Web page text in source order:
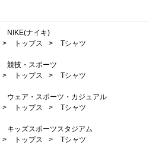
NIKE(ナイキ)
> トップス >
Tシャツ
競技・スポーツ
> トップス >
Tシャツ
ウェア・スポーツ・カジュアル
> トップス >
Tシャツ
キッズスポーツスタジアム
> トップス >
Tシャツ